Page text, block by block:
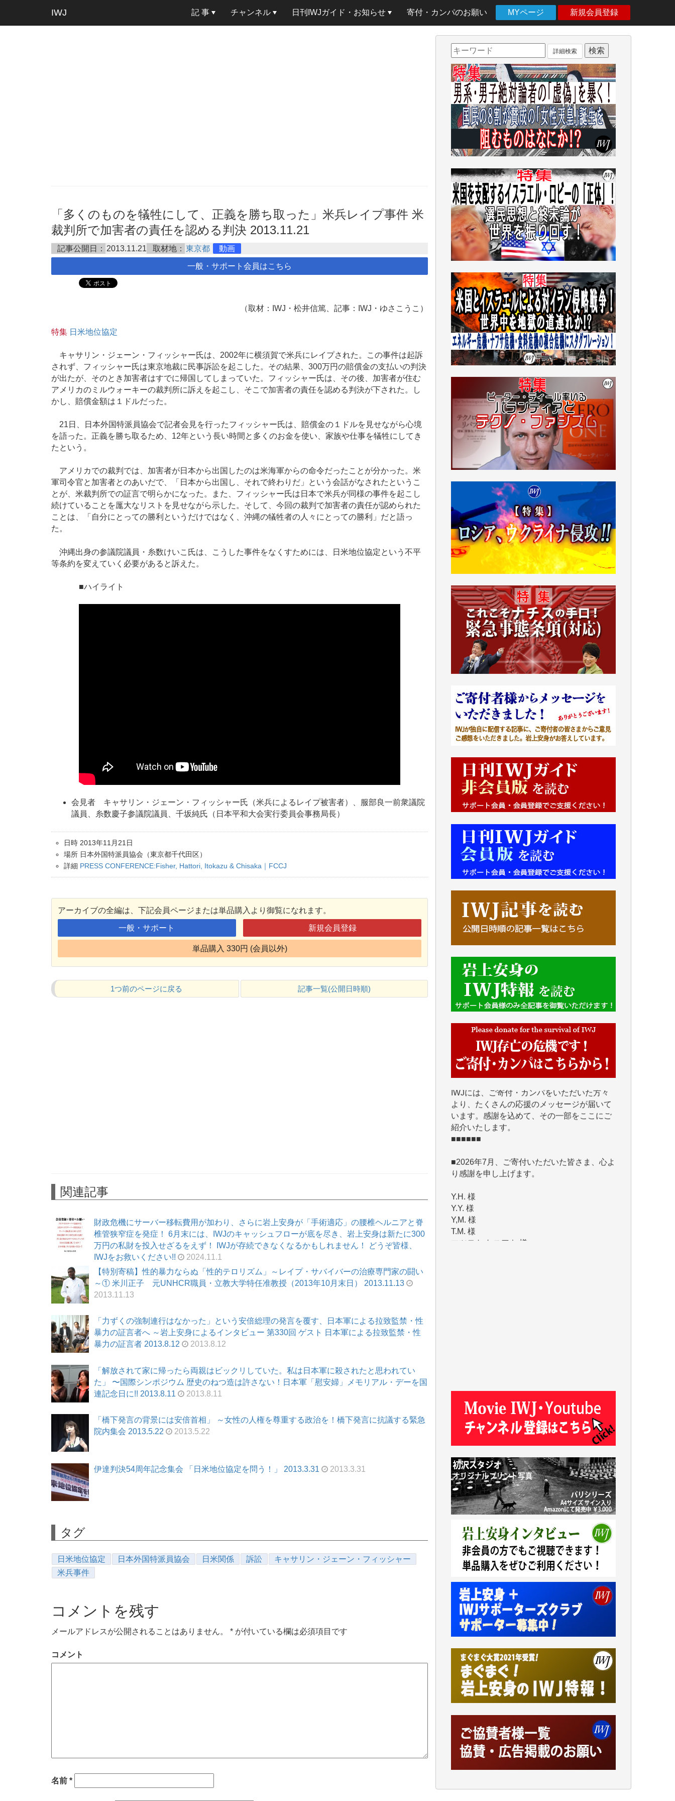
IWJ 記 事 チャンネル 日刊IWJガイド・お知らせ 寄付・カンパのお願い MYページ 新規会員登録
「多くのものを犠牲にして、正義を勝ち取った」米兵レイプ事件 米
裁判所で加害者の責任を認める判決 2013.11.21
記事公開日： 2013.11.21 取材地： 東京都 動画
一般・サポート会員はこちら
（取材：IWJ・松井信篤、記事：IWJ・ゆさこうこ）
特集 日米地位協定
キャサリン・ジェーン・フィッシャー氏は、2002年に横須賀で米兵にレイプされた。この事件は起訴
されず、フィッシャー氏は東京地裁に民事訴訟を起こした。その結果、300万円の賠償金の支払いの判決
が出たが、そのとき加害者はすでに帰国してしまっていた。フィッシャー氏は、その後、加害者が住む
アメリカのミルウォーキーの裁判所に訴えを起こし、そこで加害者の責任を認める判決が下された。し
かし、賠償金額は１ドルだった。
21日、日本外国特派員協会で記者会見を行ったフィッシャー氏は、賠償金の１ドルを見せながら心境
を語った。正義を勝ち取るため、12年という長い時間と多くのお金を使い、家族や仕事を犠牲にしてき
たという。
アメリカでの裁判では、加害者が日本から出国したのは米海軍からの命令だったことが分かった。米
軍司令官と加害者とのあいだで、「日本から出国し、それで終わりだ」という会話がなされたというこ
とが、米裁判所での証言で明らかになった。また、フィッシャー氏は日本で米兵が同様の事件を起こし
続けていることを厖大なリストを見せながら示した。そして、今回の裁判で加害者の責任が認められた
ことは、「自分にとっての勝利というだけではなく、沖縄の犠牲者の人々にとっての勝利」だと語っ
た。
沖縄出身の参議院議員・糸数けいこ氏は、こうした事件をなくすためには、日米地位協定という不平
等条約を変えていく必要があると訴えた。
■ハイライト
会見者 キャサリン・ジェーン・フィッシャー氏（米兵によるレイプ被害者）、服部良一前衆議院
議員、糸数慶子参議院議員、千坂純氏（日本平和大会実行委員会事務局長）
日時 2013年11月21日
場所 日本外国特派員協会（東京都千代田区）
詳細 PRESS CONFERENCE:Fisher, Hattori, Itokazu & Chisaka｜FCCJ
アーカイブの全編は、下記会員ページまたは単品購入より御覧になれます。
一般・サポート 新規会員登録
単品購入 330円 (会員以外)
1つ前のページに戻る 記事一覧(公開日時順)
関連記事
財政危機にサーバー移転費用が加わり、さらに岩上安身が「手術適応」の腰椎ヘルニアと脊
椎管狭窄症を発症！ 6月末には、IWJのキャッシュフローが底を尽き、岩上安身は新たに300
万円の私財を投入せざるをえず！ IWJが存続できなくなるかもしれません！ どうぞ皆様、
IWJをお救いください!!
2024.11.1
【特別寄稿】性的暴力ならぬ「性的テロリズム」～レイプ・サバイバーの治療専門家の闘い
～① 米川正子 元UNHCR職員・立教大学特任准教授（2013年10月末日） 2013.11.13
2013.11.13
「力ずくの強制連行はなかった」という安倍総理の発言を覆す、日本軍による拉致監禁・性
暴力の証言者へ ～岩上安身によるインタビュー 第330回 ゲスト 日本軍による拉致監禁・性
暴力の証言者 2013.8.12
2013.8.12
「解放されて家に帰ったら両親はビックリしていた。私は日本軍に殺されたと思われてい
た」 〜国際シンポジウム 歴史のねつ造は許さない！日本軍「慰安婦」メモリアル・デーを国
連記念日に!! 2013.8.11
2013.8.11
「橋下発言の背景には安倍首相」 ～女性の人権を尊重する政治を！橋下発言に抗議する緊急
院内集会 2013.5.22
2013.5.22
伊達判決54周年記念集会 「日米地位協定を問う！」 2013.3.31 2013.3.31
タグ
日米地位協定 日本外国特派員協会 日米関係 訴訟
キャサリン・ジェーン・フィッシャー
米兵事件
コメントを残す
メールアドレスが公開されることはありません。 * が付いている欄は必須項目です
コメント
名前 *
詳細検索
■■■■■■
IWJには、ご寄付・カンパをいただいた方々
います。感謝を込めて、その一部をここにご
紹介いたします。
■■■■■■
■2026年7月、ご寄付いただいた皆さま、心よ
Y.H. 様
Y,M. 様
T.M. 様
マツモト ヤスアキ 様
マシオン 恵美香 様
岩井 祐子 様
T.K. 様
ASAKO TAKAESU 様
マシオン恵美香 様
平野智生 様
徳山匡 様
金 盛起 様
塩川 晃平 様
松本益美 様
井出 隆太 様
岩井祐子 様
藤田英之 様
藤岡比左志 様
井出 隆太 様
アオキカナメ 様
諸般の事情によりIWJ会費払えず今は非会員
です。市民側に立つ講演会にIWJのカメラマ
ンをよく拝見しております。コンテンツが失
われるのはあまりにもったいない。少しでも
お役立てください。（H.O.様）
今日、僅かですがカンパしました。（T.M.
様）
今日、僅かですがカンパしました。IWJの危
機を乗り切るには到底及ばない額ですが病気
の妻を抱えている私にとっては精一杯のカン
パです。